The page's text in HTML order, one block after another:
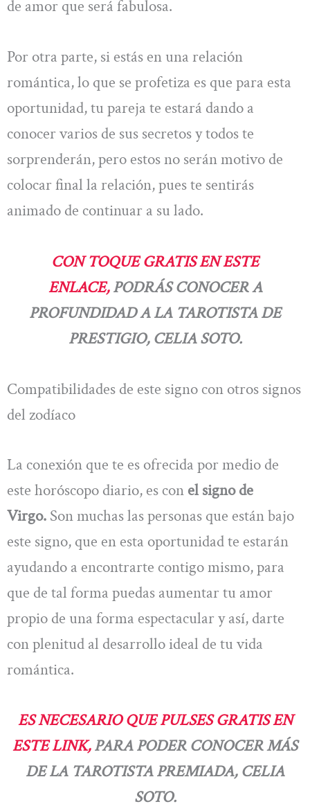
de amor que será fabulosa.
Por otra parte, si estás en una relación
romántica, lo que se profetiza es que para esta
oportunidad, tu pareja te estará dando a
conocer varios de sus secretos y todos te
sorprenderán, pero estos no serán motivo de
colocar final la relación, pues te sentirás
animado de continuar a su lado.
CON TOQUE GRATIS EN ESTE
ENLACE,PODRÁS CONOCER A
PROFUNDIDAD A LA TAROTISTA DE
PRESTIGIO, CELIA SOTO.
Compatibilidades de este signo con otros signos
del zodíaco
La conexión que te es ofrecida por medio de
este horóscopo diario, es con el signo de
Virgo. Son muchas las personas que están bajo
este signo, que en esta oportunidad te estarán
ayudando a encontrarte contigo mismo, para
que de tal forma puedas aumentar tu amor
propio de una forma espectacular y así, darte
con plenitud al desarrollo ideal de tu vida
romántica.
ES NECESARIO QUE PULSES GRATIS EN
ESTE LINK,PARA PODER CONOCER MÁS
DE LA TAROTISTA PREMIADA, CELIA
SOTO.